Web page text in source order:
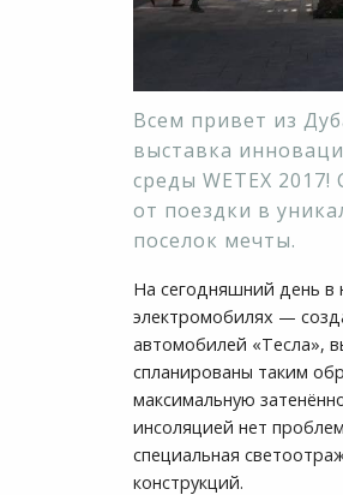
Всем привет из
выставка
среды WETEX
от поездки в
поселок мечты.
На сегодняшний день в
электромобилях —
автомобилей «Тесла»,
спланированы таким
максимальную
инсоляцией нет
специальная
конструкций.